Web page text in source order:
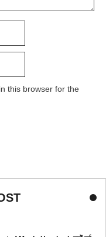
this browser for the